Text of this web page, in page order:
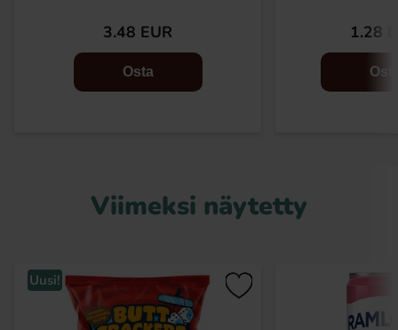
3.48 EUR
Osta
1.28
Viimeksi näytetty
Uusi!